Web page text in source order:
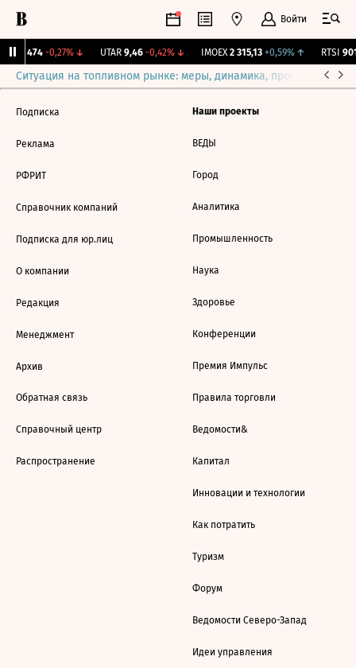
Войти
1 474 -0,27%↓ UTAR 9,46 -0,42%↓ IMOEX 2 315,13 +0,59%↑ RTSI
Ситуация на топливном рынке: меры, динамика, прогнозы
Подписка
Реклама
РФРИТ
Справочник компаний
Подписка для юр.лиц
О компании
Редакция
Менеджмент
Архив
Обратная связь
Справочный центр
Распространение
Наши проекты
ВЕДЫ
Город
Аналитика
Промышленность
Наука
Здоровье
Конференции
Премия Импульс
Правила торговли
Ведомости&
Капитал
Инновации и технологии
Как потратить
Туризм
Форум
Ведомости Северо-Запад
Идеи управления